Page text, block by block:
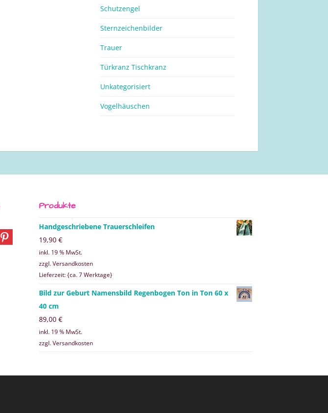
Schutzengel
Sternzeichenbilder
Trauer
Türkranz Tischkranz
Unkategorisiert
Vogelhäuschen
Produkte
Handgeschriebene Trauerschleifen
19,90 €
inkl. 19 % MwSt.
zzgl. Versandkosten
Lieferzeit: {ca. 7 Werktage}
Bild zur Geburt Namensbild Regenbogen Ton in Ton 60 x
40 cm
89,00 €
inkl. 19 % MwSt.
zzgl. Versandkosten